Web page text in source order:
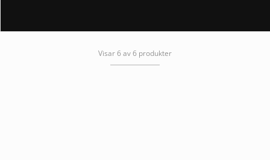
Visar 6 av 6 produkter